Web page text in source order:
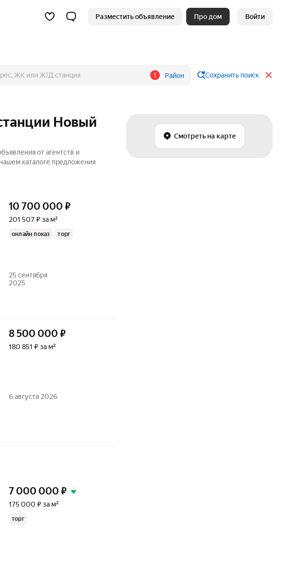
Разместить объявление Про дом Войти
1 Район Сохранить поиск
Смотреть на карте
Новый
от агентств и
каталоге предложения
10 700 000 ₽
201 507 ₽ за м²
онлайн показ торг
25 сентября
2025
8 500 000 ₽
180 851 ₽ за м²
6 августа 2026
7 000 000 ₽
175 000 ₽ за м²
торг